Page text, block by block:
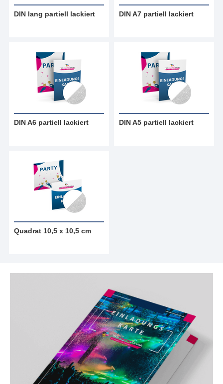
DIN lang partiell lackiert DIN A7 partiell lackiert
DIN A6 partiell lackiert DIN A5 partiell lackiert
Quadrat 10,5 x 10,5 cm